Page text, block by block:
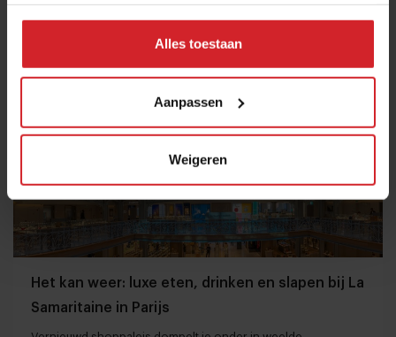
Alles toestaan
Aanpassen
Weigeren
Het kan weer: luxe eten, drinken en slapen bij La
Samaritaine in Parijs